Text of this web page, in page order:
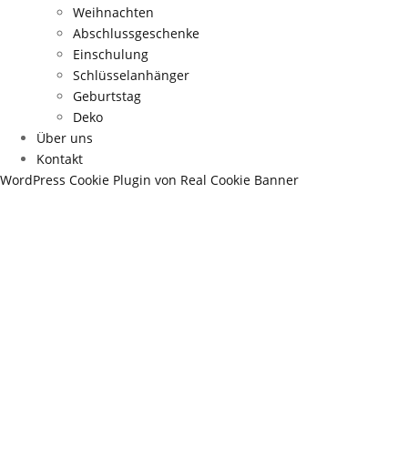
Weihnachten
Abschlussgeschenke
Einschulung
Schlüsselanhänger
Geburtstag
Deko
Über uns
Kontakt
WordPress Cookie Plugin von Real Cookie Banner